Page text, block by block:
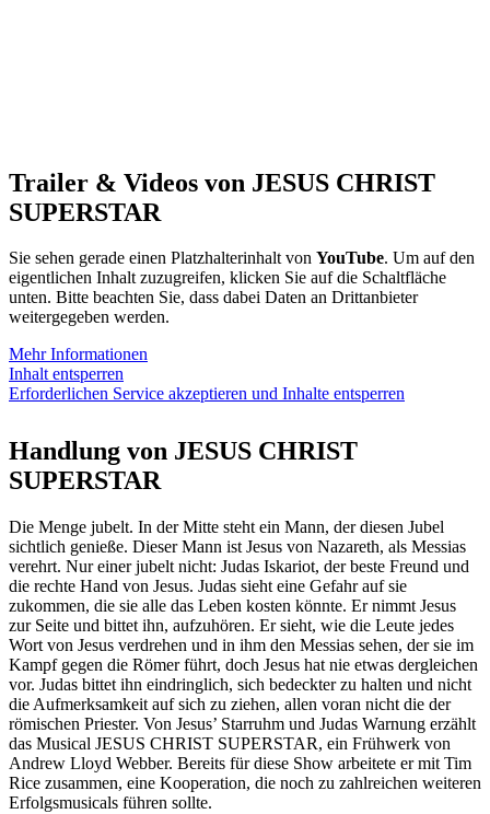
Trailer & Videos von JESUS CHRIST
SUPERSTAR
Sie sehen gerade einen Platzhalterinhalt von YouTube. Um auf den
eigentlichen Inhalt zuzugreifen, klicken Sie auf die Schaltfläche
unten. Bitte beachten Sie, dass dabei Daten an Drittanbieter
weitergegeben werden.
Mehr Informationen
Inhalt entsperren
Erforderlichen Service akzeptieren und Inhalte entsperren
Handlung von JESUS CHRIST
SUPERSTAR
Die Menge jubelt. In der Mitte steht ein Mann, der diesen Jubel
sichtlich genieße. Dieser Mann ist Jesus von Nazareth, als Messias
verehrt. Nur einer jubelt nicht: Judas Iskariot, der beste Freund und
die rechte Hand von Jesus. Judas sieht eine Gefahr auf sie
zukommen, die sie alle das Leben kosten könnte. Er nimmt Jesus
zur Seite und bittet ihn, aufzuhören. Er sieht, wie die Leute jedes
Wort von Jesus verdrehen und in ihm den Messias sehen, der sie im
Kampf gegen die Römer führt, doch Jesus hat nie etwas dergleichen
vor. Judas bittet ihn eindringlich, sich bedeckter zu halten und nicht
die Aufmerksamkeit auf sich zu ziehen, allen voran nicht die der
römischen Priester. Von Jesus’ Starruhm und Judas Warnung erzählt
das Musical JESUS CHRIST SUPERSTAR, ein Frühwerk von
Andrew Lloyd Webber. Bereits für diese Show arbeitete er mit Tim
Rice zusammen, eine Kooperation, die noch zu zahlreichen weiteren
Erfolgsmusicals führen sollte.